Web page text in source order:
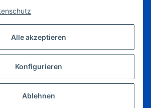
Alle akzeptieren
Konfigurieren
Ablehnen
Ausweis der Mehrwertsteuer auf der Rechnung erfolgt
nicht., zzgl.
Versand
Datenschutz AGB
Sitemap